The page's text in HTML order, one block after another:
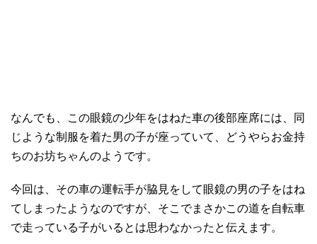
なんでも、この眼鏡の少年をはねた車の後部座席には、同
じような制服を着た男の子が座っていて、どうやらお金持
ちのお坊ちゃんのようです。
今回は、その車の運転手が脇見をして眼鏡の男の子をはね
てしまったようなのですが、そこでまさかこの道を自転車
で走っている子がいるとは思わなかったと伝えます。